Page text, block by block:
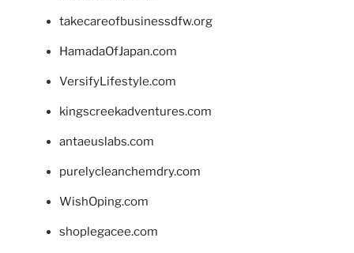
takecareofbusinessdfw.org
HamadaOfJapan.com
VersifyLifestyle.com
kingscreekadventures.com
antaeuslabs.com
purelycleanchemdry.com
WishOping.com
shoplegacee.com